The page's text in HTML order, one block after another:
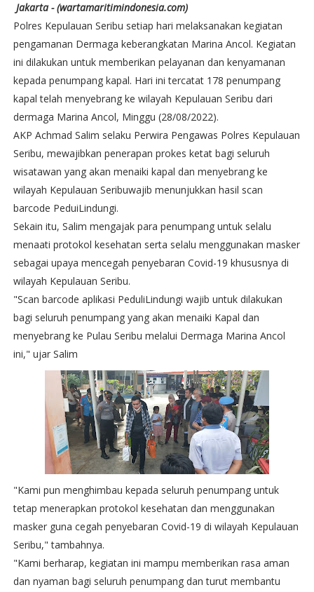
Jakarta - (wartamaritimindonesia.com)
Polres Kepulauan Seribu setiap hari melaksanakan kegiatan
pengamanan Dermaga keberangkatan Marina Ancol. Kegiatan
ini dilakukan untuk memberikan pelayanan dan kenyamanan
kepada penumpang kapal. Hari ini tercatat 178 penumpang
kapal telah menyebrang ke wilayah Kepulauan Seribu dari
dermaga Marina Ancol, Minggu (28/08/2022).
AKP Achmad Salim selaku Perwira Pengawas Polres Kepulauan
Seribu, mewajibkan penerapan prokes ketat bagi seluruh
wisatawan yang akan menaiki kapal dan menyebrang ke
wilayah Kepulauan Seribuwajib menunjukkan hasil scan
barcode PeduiLindungi.
Sekain itu, Salim mengajak para penumpang untuk selalu
menaati protokol kesehatan serta selalu menggunakan masker
sebagai upaya mencegah penyebaran Covid-19 khususnya di
wilayah Kepulauan Seribu.
"Scan barcode aplikasi PeduliLindungi wajib untuk dilakukan
bagi seluruh penumpang yang akan menaiki Kapal dan
menyebrang ke Pulau Seribu melalui Dermaga Marina Ancol
ini," ujar Salim
"Kami pun menghimbau kepada seluruh penumpang untuk
tetap menerapkan protokol kesehatan dan menggunakan
masker guna cegah penyebaran Covid-19 di wilayah Kepulauan
Seribu," tambahnya.
"Kami berharap, kegiatan ini mampu memberikan rasa aman
dan nyaman bagi seluruh penumpang dan turut membantu